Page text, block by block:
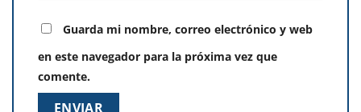
Guarda mi nombre, correo electrónico y web
en este navegador para la próxima vez que
comente.